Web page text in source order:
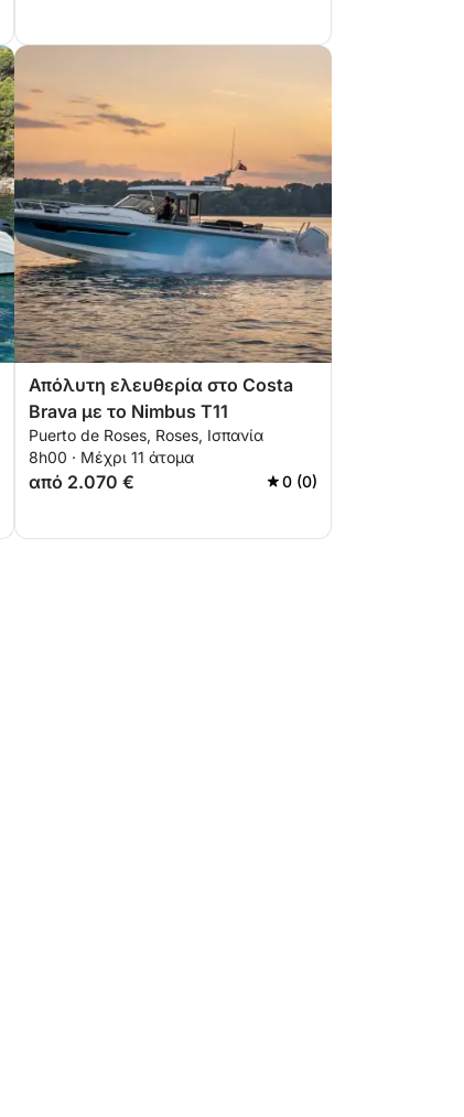
Απόλυτη ελευθερία στο Costa
Brava με το Nimbus T11
Puerto de Roses, Roses, Ισπανία
8h00 · Μέχρι 11 άτομα
από 2.070 € 0 (0)